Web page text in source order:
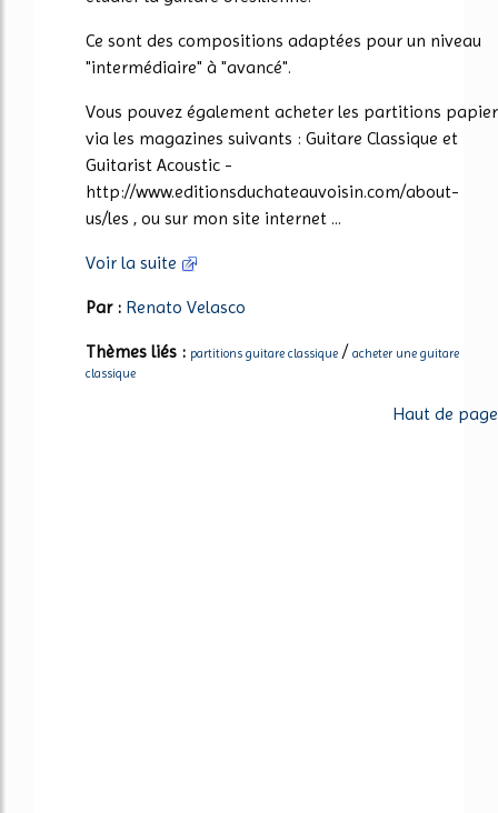
Ce sont des compositions adaptées pour un niveau
"intermédiaire" à "avancé".
Vous pouvez également acheter les partitions papier
via les magazines suivants : Guitare Classique et
Guitarist Acoustic -
http://www.editionsduchateauvoisin.com/about-
us/les , ou sur mon site internet ...
Voir la suite
Par : Renato Velasco
Thèmes liés : partitions guitare classique / acheter une guitare
classique
Haut de page